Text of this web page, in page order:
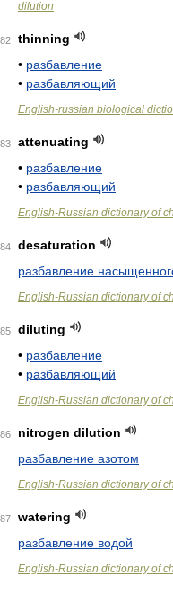
dilution
82
thinning
• разбавление
• разбавляющий
English-russian biological
83
attenuating
• разбавление
• разбавляющий
English-Russian dictionary of
84
desaturation
разбавление
English-Russian dictionary of
85
diluting
• разбавление
• разбавляющий
English-Russian dictionary of
86
nitrogen dilution
разбавление азотом
English-Russian dictionary of
87
watering
разбавление водой
English-Russian dictionary of